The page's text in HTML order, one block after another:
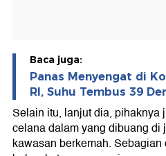
Baca juga:
Panas Menyengat di
RI, Suhu Tembus 39
Selain itu, lanjut dia, pihaknya
celana dalam yang dibuang
kawasan berkemah.